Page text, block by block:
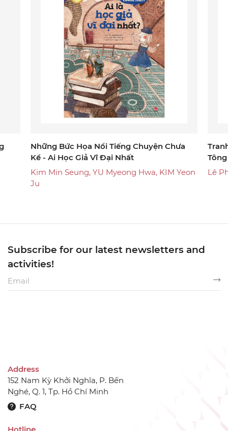
Những Bức Họa Nổi Tiếng Chuyện Chưa
Kể - Ai Học Giả Vĩ Đại Nhất
Kim Min Seung, YU Myeong Hwa, KIM Yeon
Ju
Tông
Lê
Address
152 Nam Kỳ Khởi Nghĩa, P. Bến
Nghé, Q. 1, Tp. Hồ Chí Minh
FAQ
Subscribe for our latest newsletters and
activities!